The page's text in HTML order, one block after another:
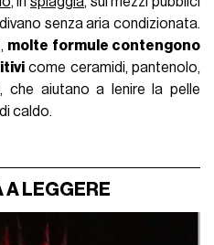
senza aria condizionata.
molte formule contengono
come ceramidi, pantenolo,
che aiutano a lenire la pelle
caldo.
A LEGGERE